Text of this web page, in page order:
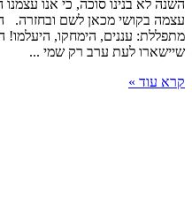
השנה לא בנינו סוכה, כי אנו
עצמה בקושי מכאן לשם ובחזרה.
מתפללת: עננים, הימחקו, היעלמו!
שיישארו לעת ערב רק שמי ...
קרא עוד »